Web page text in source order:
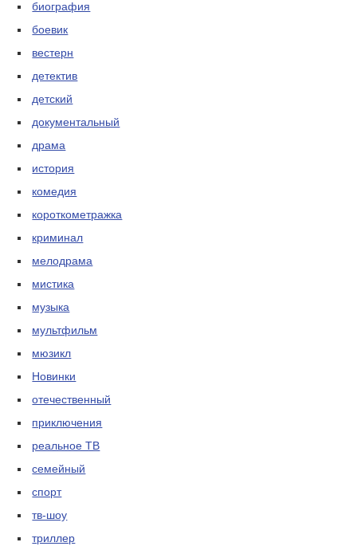
биография
боевик
вестерн
детектив
детский
документальный
драма
история
комедия
короткометражка
криминал
мелодрама
мистика
музыка
мультфильм
мюзикл
Новинки
отечественный
приключения
реальное ТВ
семейный
спорт
тв-шоу
триллер